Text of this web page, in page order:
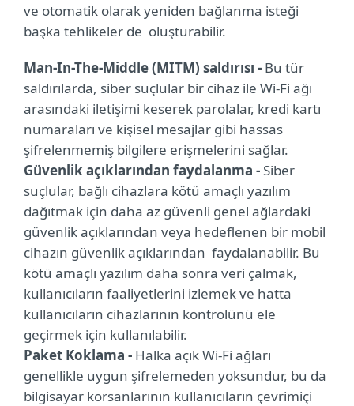
ve otomatik olarak yeniden bağlanma isteği
başka tehlikeler de oluşturabilir.
Man-In-The-Middle (MITM) saldırısı - Bu tür
saldırılarda, siber suçlular bir cihaz ile Wi-Fi ağı
arasındaki iletişimi keserek parolalar, kredi kartı
numaraları ve kişisel mesajlar gibi hassas
şifrelenmemiş bilgilere erişmelerini sağlar.
Güvenlik açıklarından faydalanma - Siber
suçlular, bağlı cihazlara kötü amaçlı yazılım
dağıtmak için daha az güvenli genel ağlardaki
güvenlik açıklarından veya hedeflenen bir mobil
cihazın güvenlik açıklarından faydalanabilir. Bu
kötü amaçlı yazılım daha sonra veri çalmak,
kullanıcıların faaliyetlerini izlemek ve hatta
kullanıcıların cihazlarının kontrolünü ele
geçirmek için kullanılabilir.
Paket Koklama - Halka açık Wi-Fi ağları
genellikle uygun şifrelemeden yoksundur, bu da
bilgisayar korsanlarının kullanıcıların çevrimiçi